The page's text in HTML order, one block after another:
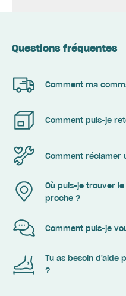
Questions fréquentes
Comment ma
Comment puis-je
Comment réclamer
Où puis-je trouver
proche ?
Comment puis-je
Tu as besoin d'aide
?